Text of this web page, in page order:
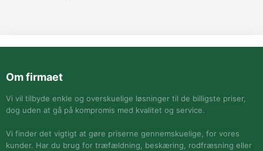
Om firmaet
Vi vil tilbyde enkle og overskuelige løsninger til de billigste priser,
dog uden at gå på kompromis med kvalitet og service.
Vi finder det vigtigt at gøre priserne gennemskuelige, for vores
kunder. Har du brug for træfældning, beskæring, rodfræsning eller